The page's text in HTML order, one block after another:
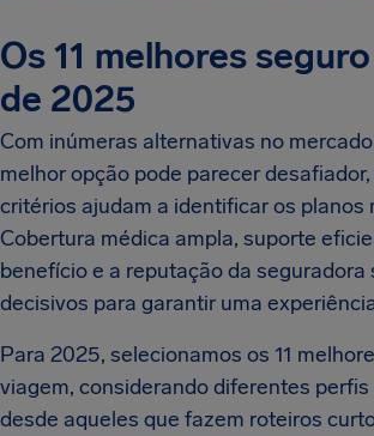
Os 11 melhores
de 2025
Com inúmeras alternativas no
melhor opção pode parecer
critérios ajudam a identificar os planos
Cobertura médica ampla, suporte
benefício e a reputação da seguradora
decisivos para garantir uma
Para 2025, selecionamos os 11
viagem, considerando diferentes
desde aqueles que fazem roteiros